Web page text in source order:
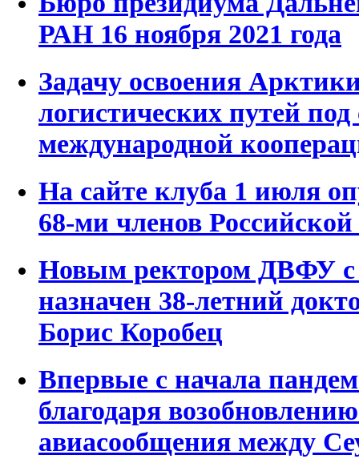
РАН 16 ноября 2021 года
Задачу освоения
логистических путей
международной
На сайте клуба 1 июля
68-ми членов
Новым ректором ДВФУ с
назначен 38-летний
Борис Коробец
Впервые с начала
благодаря
авиасообщения между